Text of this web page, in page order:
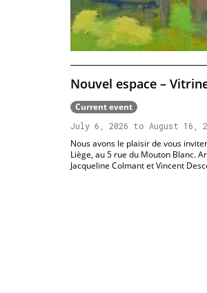
Nouvel espace –
Current event
July 6, 2026 to August 16,
Nous avons le plaisir de vous
Liège, au 5 rue du Mouton Blanc.
Jacqueline Colmant et Vincent